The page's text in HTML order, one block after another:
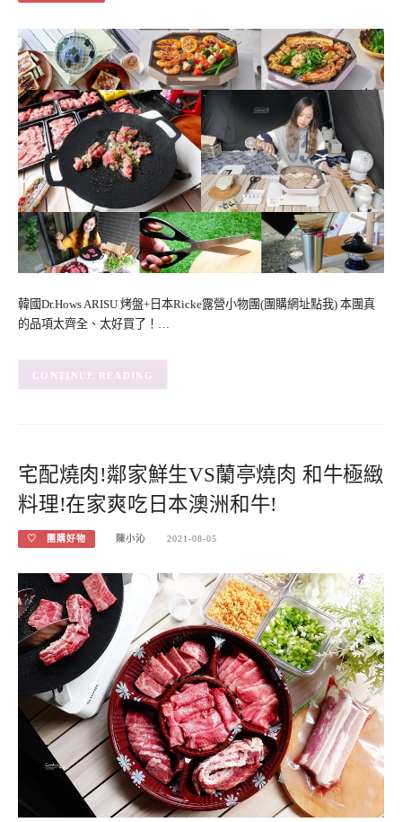
韓國Dr.Hows ARISU 烤盤+日本Ricke露營小物團(團購網址點我) 本團真
的品項太齊全、太好買了！…
CONTINUE READING
宅配燒肉!鄰家鮮生VS蘭亭燒肉 和牛極緻
料理!在家爽吃日本澳洲和牛!
♡ 團購好物 陳小沁 2021-08-05